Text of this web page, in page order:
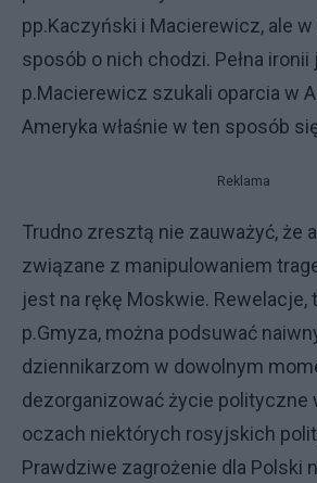
pp.Kaczyński i Macierewicz, ale
sposób o nich chodzi. Pełna
p.Macierewicz szukali oparcia w
Ameryka właśnie w ten sposób
Reklama
Trudno zresztą nie zauważyć, że
związane z manipulowaniem
jest na rękę Moskwie. Rewelacje,
p.Gmyza, można podsuwać
dziennikarzom w dowolnym
dezorganizować życie polityczne
oczach niektórych rosyjskich
Prawdziwe zagrożenie dla Polski